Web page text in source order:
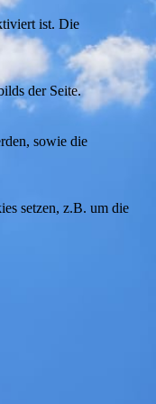
ist. Die
der Seite.
sowie die
setzen, z.B. um die